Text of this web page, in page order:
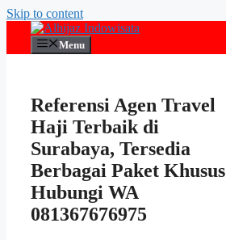
Skip to content
Menu
Referensi Agen Travel
Haji Terbaik di
Surabaya, Tersedia
Berbagai Paket Khusus
Hubungi WA
081367676975